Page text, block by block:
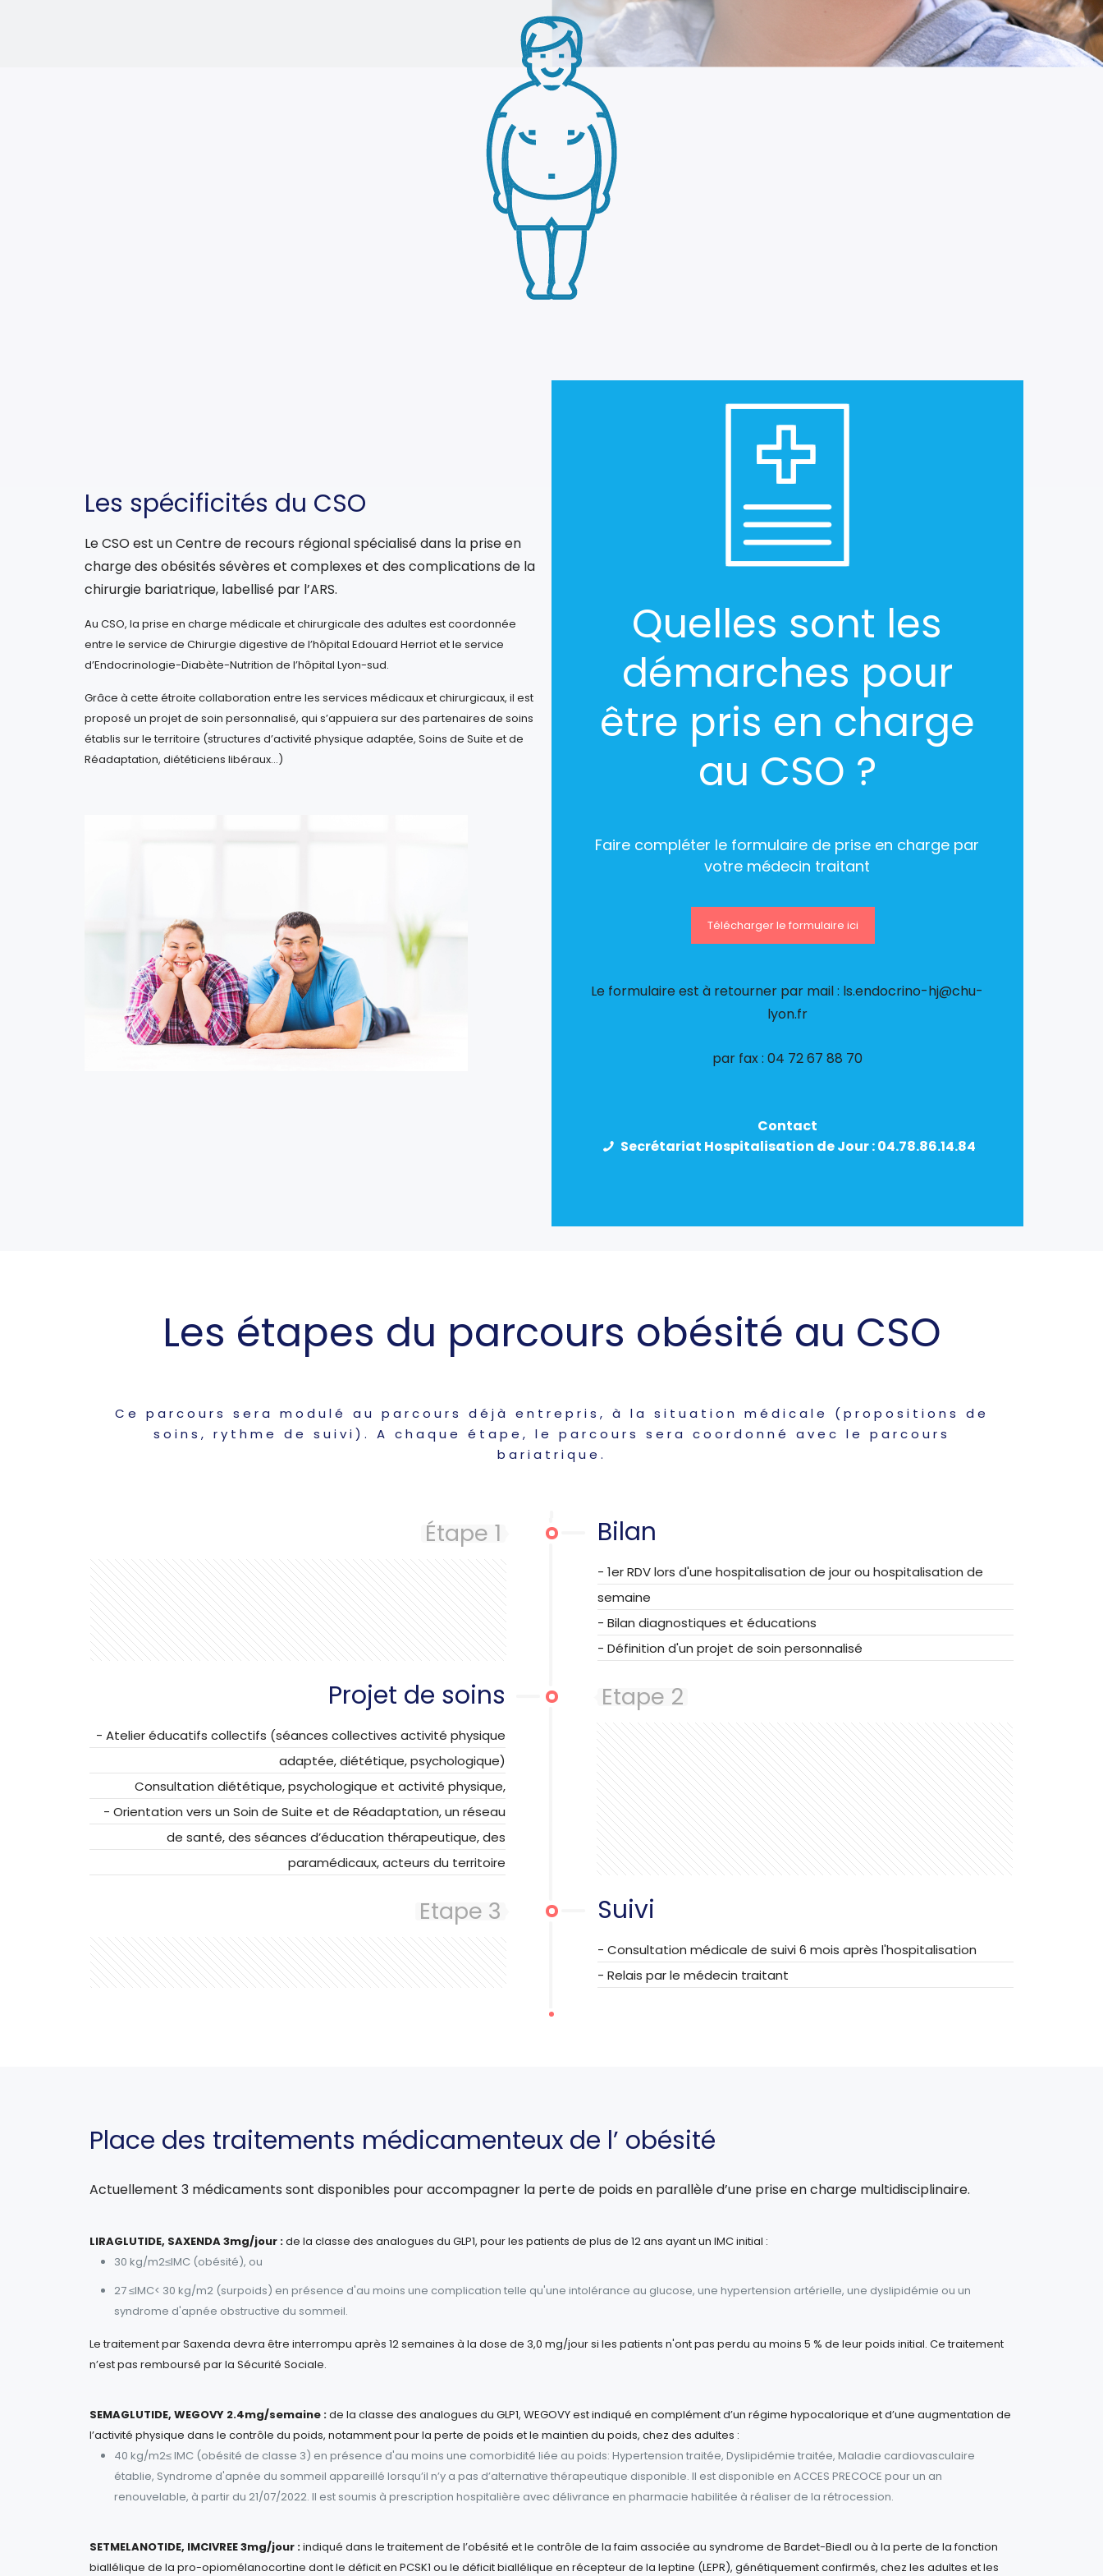
Les spécificités du CSO
Le CSO est un Centre de recours régional spécialisé dans la prise en
charge des obésités sévères et complexes et des complications de la
chirurgie bariatrique, labellisé par l’ARS.
Au CSO, la prise en charge médicale et chirurgicale des adultes est coordonnée
entre le service de Chirurgie digestive de l’hôpital Edouard Herriot et le service
d’Endocrinologie-Diabète-Nutrition de l’hôpital Lyon-sud.
Grâce à cette étroite collaboration entre les services médicaux et chirurgicaux, il est
proposé un projet de soin personnalisé, qui s’appuiera sur des partenaires de soins
établis sur le territoire (structures d’activité physique adaptée, Soins de Suite et de
Réadaptation, diététiciens libéraux…)
Quelles sont les
démarches pour
être pris en charge
au CSO ?
Faire compléter le formulaire de prise en charge par
votre médecin traitant
Télécharger le formulaire ici
Le formulaire est à retourner par mail : ls.endocrino-hj@chu-
lyon.fr
par fax : 04 72 67 88 70
Contact
Secrétariat Hospitalisation de Jour : 04.78.86.14.84
Les étapes du parcours obésité au CSO
Ce parcours sera modulé au parcours déjà entrepris, à la situation médicale (propositions de
soins, rythme de suivi). A chaque étape, le parcours sera coordonné avec le parcours
bariatrique.
Étape 1 Bilan
- 1er RDV lors d'une hospitalisation de jour ou hospitalisation de
semaine
- Bilan diagnostiques et éducations
- Définition d'un projet de soin personnalisé
Etape 2
Projet de soins
- Atelier éducatifs collectifs (séances collectives activité physique
adaptée, diététique, psychologique)
Consultation diététique, psychologique et activité physique,
- Orientation vers un Soin de Suite et de Réadaptation, un réseau
de santé, des séances d’éducation thérapeutique, des
paramédicaux, acteurs du territoire
Etape 3 Suivi
- Consultation médicale de suivi 6 mois après l'hospitalisation
- Relais par le médecin traitant
Place des traitements médicamenteux de l’ obésité
Actuellement 3 médicaments sont disponibles pour accompagner la perte de poids en parallèle d’une prise en charge multidisciplinaire.
LIRAGLUTIDE, SAXENDA 3mg/jour :de la classe des analogues du GLP1, pour les patients de plus de 12 ans ayant un IMC initial :
30 kg/m2≤IMC (obésité), ou
27 ≤IMC< 30 kg/m2 (surpoids) en présence d'au moins une complication telle qu'une intolérance au glucose, une hypertension artérielle, une dyslipidémie ou un
syndrome d'apnée obstructive du sommeil.
Le traitement par Saxenda devra être interrompu après 12 semaines à la dose de 3,0 mg/jour si les patients n'ont pas perdu au moins 5 % de leur poids initial. Ce traitement
n’est pas remboursé par la Sécurité Sociale.
SEMAGLUTIDE, WEGOVY 2.4mg/semaine :de la classe des analogues du GLP1, WEGOVY est indiqué en complément d’un régime hypocalorique et d’une augmentation de
l’activité physique dans le contrôle du poids, notamment pour la perte de poids et le maintien du poids, chez des adultes :
40 kg/m2≤ IMC (obésité de classe 3) en présence d'au moins une comorbidité liée au poids: Hypertension traitée, Dyslipidémie traitée, Maladie cardiovasculaire
établie, Syndrome d'apnée du sommeil appareillé lorsqu’il n’y a pas d’alternative thérapeutique disponible. Il est disponible en ACCES PRECOCE pour un an
renouvelable, à partir du 21/07/2022. Il est soumis à prescription hospitalière avec délivrance en pharmacie habilitée à réaliser de la rétrocession.
SETMELANOTIDE, IMCIVREE 3mg/jour :indiqué dans le traitement de l’obésité et le contrôle de la faim associée au syndrome de Bardet-Biedl ou à la perte de la fonction
biallélique de la pro-opiomélanocortine dont le déficit en PCSK1 ou le déficit biallélique en récepteur de la leptine (LEPR), génétiquement confirmés, chez les adultes et les